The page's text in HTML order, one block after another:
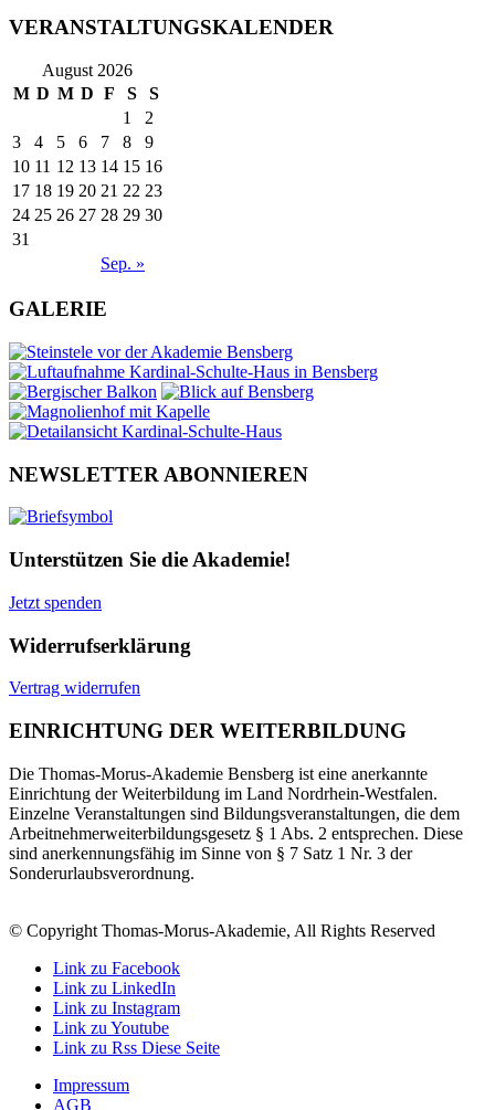
VERANSTALTUNGSKALENDER
August 2026
M D M D F S S
Sep. »
1
2
3
4 5 6 7 8
9
10 11 12 13 14 15 16
17 18 19 20 21 22 23
24 25 26 27 28 29 30
31
GALERIE
NEWSLETTER ABONNIEREN
Unterstützen Sie die Akademie!
Jetzt spenden
Widerrufserklärung
Vertrag widerrufen
EINRICHTUNG DER WEITERBILDUNG
Die Thomas-Morus-Akademie Bensberg ist eine anerkannte
Einrichtung der Weiterbildung im Land Nordrhein-Westfalen.
Einzelne Veranstaltungen sind Bildungsveranstaltungen, die dem
Arbeitnehmerweiterbildungsgesetz § 1 Abs. 2 entsprechen. Diese
sind anerkennungsfähig im Sinne von § 7 Satz 1 Nr. 3 der
Sonderurlaubsverordnung.
© Copyright Thomas-Morus-Akademie, All Rights Reserved
Link zu Facebook
Link zu LinkedIn
Link zu Instagram
Link zu Youtube
Link zu Rss Diese Seite
Impressum
AGB